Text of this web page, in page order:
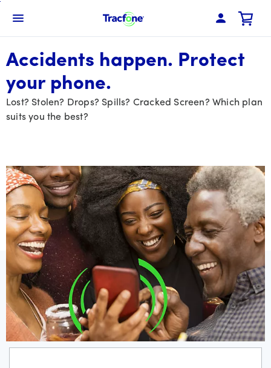
Main
Content
Menú de barra de navegación
Accidents happen. Protect
your phone.
Lost? Stolen? Drops? Spills? Cracked Screen? Which plan
suits you the best?